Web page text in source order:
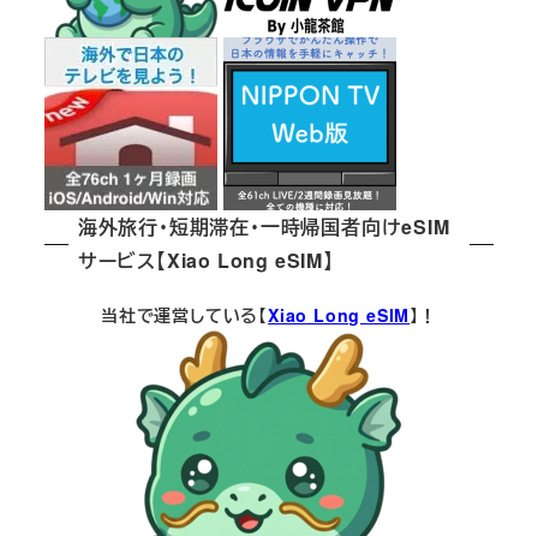
海外旅行・短期滞在・一時帰国者向けeSIM
サービス【Xiao Long eSIM】
当社で運営している【Xiao Long eSIM】！